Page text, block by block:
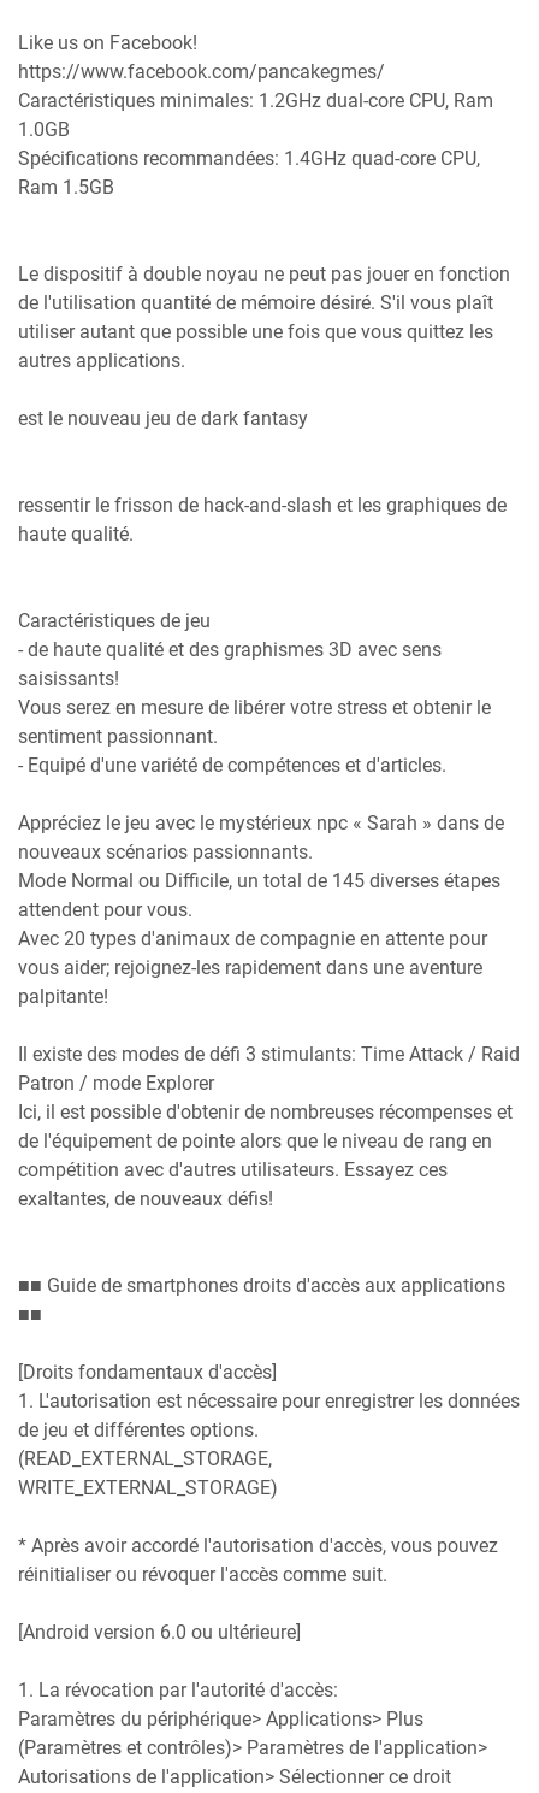
Like us on Facebook!
https://www.facebook.com/pancakegmes/
Caractéristiques minimales: 1.2GHz dual-core CPU, Ram
1.0GB
Spécifications recommandées: 1.4GHz quad-core CPU,
Ram 1.5GB
Le dispositif à double noyau ne peut pas jouer en fonction
de l'utilisation quantité de mémoire désiré. S'il vous plaît
utiliser autant que possible une fois que vous quittez les
autres applications.
est le nouveau jeu de dark fantasy
ressentir le frisson de hack-and-slash et les graphiques de
haute qualité.
Caractéristiques de jeu
- de haute qualité et des graphismes 3D avec sens
saisissants!
Vous serez en mesure de libérer votre stress et obtenir le
sentiment passionnant.
- Equipé d'une variété de compétences et d'articles.
Appréciez le jeu avec le mystérieux npc « Sarah » dans de
nouveaux scénarios passionnants.
Mode Normal ou Difficile, un total de 145 diverses étapes
attendent pour vous.
Avec 20 types d'animaux de compagnie en attente pour
vous aider; rejoignez-les rapidement dans une aventure
palpitante!
Il existe des modes de défi 3 stimulants: Time Attack / Raid
Patron / mode Explorer
Ici, il est possible d'obtenir de nombreuses récompenses et
de l'équipement de pointe alors que le niveau de rang en
compétition avec d'autres utilisateurs. Essayez ces
exaltantes, de nouveaux défis!
■■ Guide de smartphones droits d'accès aux applications
■■
[Droits fondamentaux d'accès]
1. L'autorisation est nécessaire pour enregistrer les données
de jeu et différentes options.
(READ_EXTERNAL_STORAGE,
WRITE_EXTERNAL_STORAGE)
* Après avoir accordé l'autorisation d'accès, vous pouvez
réinitialiser ou révoquer l'accès comme suit.
[Android version 6.0 ou ultérieure]
1. La révocation par l'autorité d'accès:
Paramètres du périphérique> Applications> Plus
(Paramètres et contrôles)> Paramètres de l'application>
Autorisations de l'application> Sélectionner ce droit